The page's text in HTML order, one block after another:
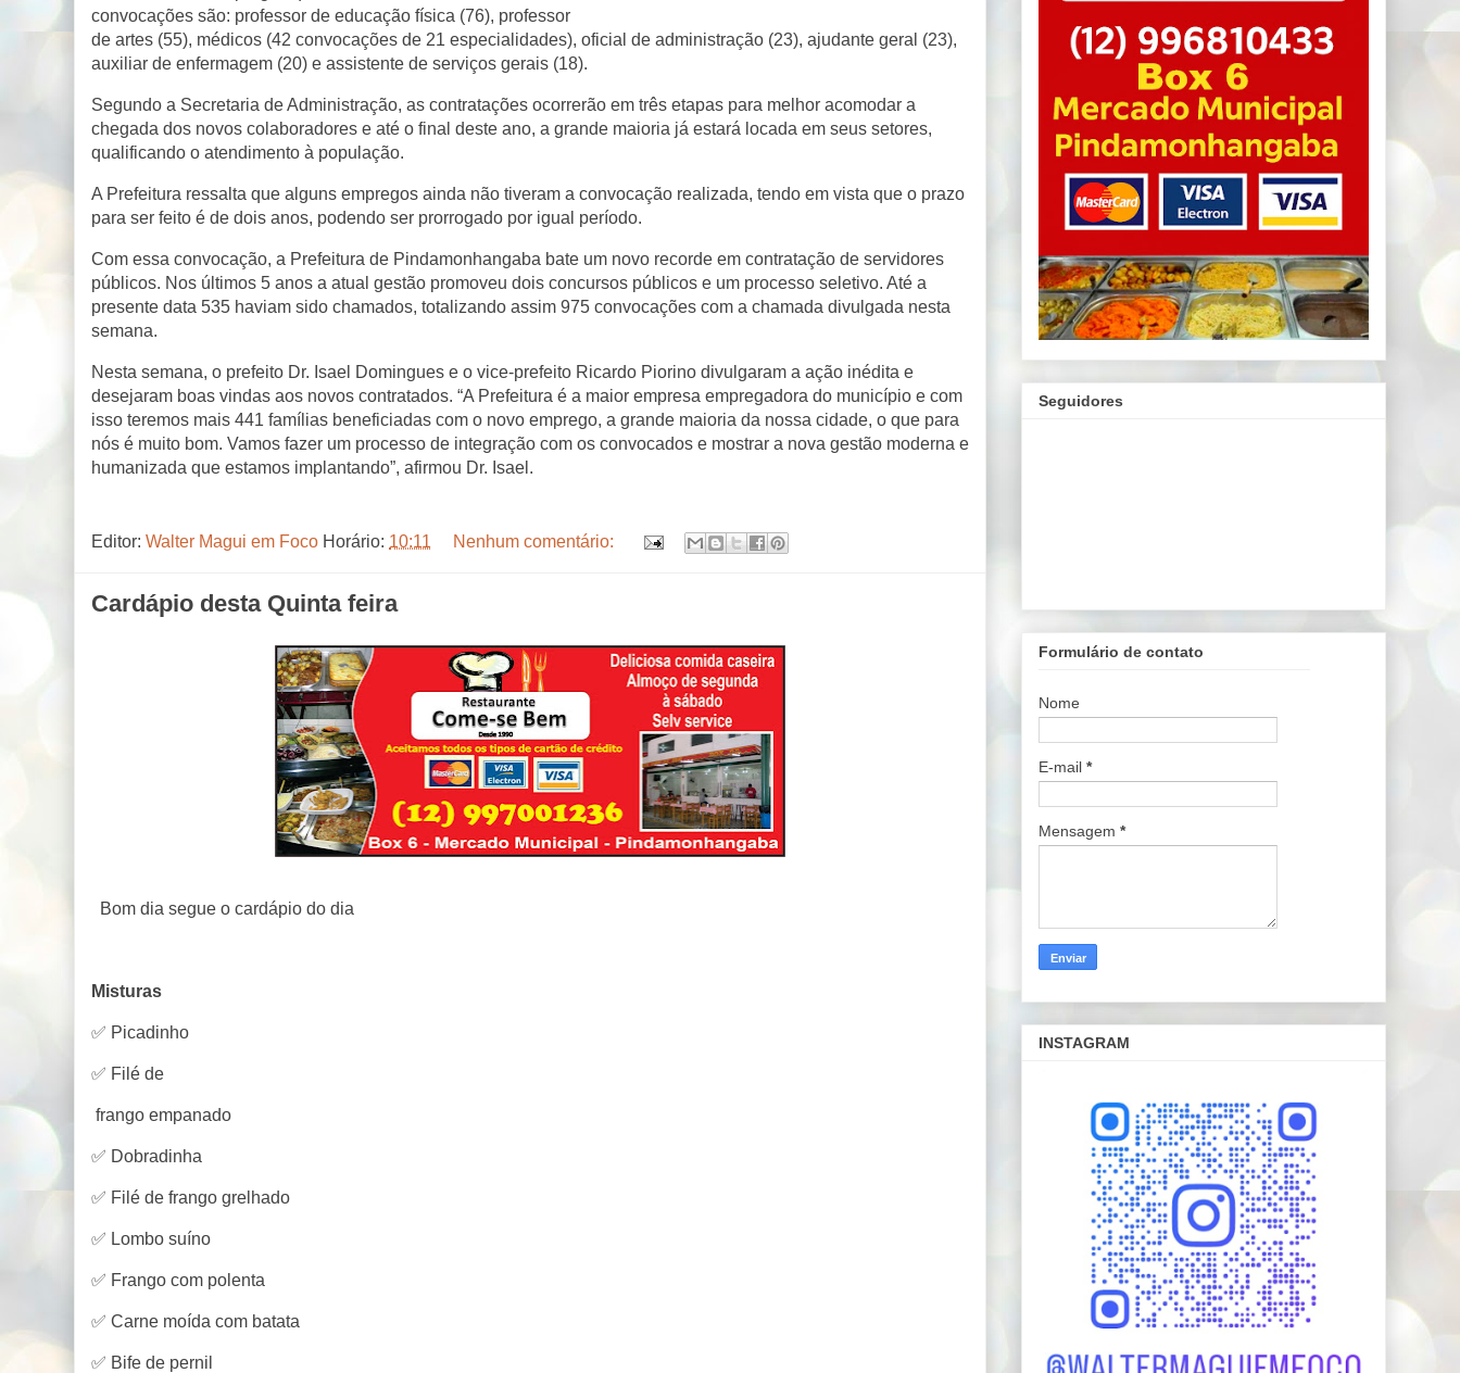
convocações são: professor de educação física (76), professor
de artes (55), médicos (42 convocações de 21 especialidades), oficial de administração (23), ajudante geral (23),
auxiliar de enfermagem (20) e assistente de serviços gerais (18).
Segundo a Secretaria de Administração, as contratações ocorrerão em três etapas para melhor acomodar a
chegada dos novos colaboradores e até o final deste ano, a grande maioria já estará locada em seus setores,
qualificando o atendimento à população.
A Prefeitura ressalta que alguns empregos ainda não tiveram a convocação realizada, tendo em vista que o prazo
para ser feito é de dois anos, podendo ser prorrogado por igual período.
Com essa convocação, a Prefeitura de Pindamonhangaba bate um novo recorde em contratação de servidores
públicos. Nos últimos 5 anos a atual gestão promoveu dois concursos públicos e um processo seletivo. Até a
presente data 535 haviam sido chamados, totalizando assim 975 convocações com a chamada divulgada nesta
semana.
Nesta semana, o prefeito Dr. Isael Domingues e o vice-prefeito Ricardo Piorino divulgaram a ação inédita e
desejaram boas vindas aos novos contratados. “A Prefeitura é a maior empresa empregadora do município e com
isso teremos mais 441 famílias beneficiadas com o novo emprego, a grande maioria da nossa cidade, o que para
nós é muito bom. Vamos fazer um processo de integração com os convocados e mostrar a nova gestão moderna e
humanizada que estamos implantando”, afirmou Dr. Isael.
Editor: Walter Magui em Foco Horário: 10:11 Nenhum comentário:
Cardápio desta Quinta feira
Bom dia segue o cardápio do dia
Misturas
✅ Picadinho
✅ Filé de
frango empanado
✅ Dobradinha
✅ Filé de frango grelhado
✅ Lombo suíno
✅ Frango com polenta
✅ Carne moída com batata
✅ Bife de pernil
Seguidores
Formulário de contato
Nome
E-mail *
Mensagem *
INSTAGRAM